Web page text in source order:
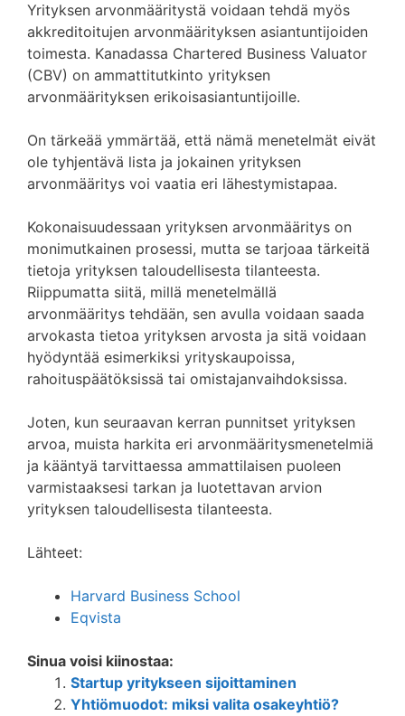
Yrityksen arvonmääritystä voidaan tehdä myös
akkreditoitujen arvonmäärityksen asiantuntijoiden
toimesta. Kanadassa Chartered Business Valuator
(CBV) on ammattitutkinto yrityksen
arvonmäärityksen erikoisasiantuntijoille.
On tärkeää ymmärtää, että nämä menetelmät eivät
ole tyhjentävä lista ja jokainen yrityksen
arvonmääritys voi vaatia eri lähestymistapaa.
Kokonaisuudessaan yrityksen arvonmääritys on
monimutkainen prosessi, mutta se tarjoaa tärkeitä
tietoja yrityksen taloudellisesta tilanteesta.
Riippumatta siitä, millä menetelmällä
arvonmääritys tehdään, sen avulla voidaan saada
arvokasta tietoa yrityksen arvosta ja sitä voidaan
hyödyntää esimerkiksi yrityskaupoissa,
rahoituspäätöksissä tai omistajanvaihdoksissa.
Joten, kun seuraavan kerran punnitset yrityksen
arvoa, muista harkita eri arvonmääritysmenetelmiä
ja kääntyä tarvittaessa ammattilaisen puoleen
varmistaaksesi tarkan ja luotettavan arvion
yrityksen taloudellisesta tilanteesta.
Lähteet:
Harvard Business School
Eqvista
Sinua voisi kiinostaa:
Startup yritykseen sijoittaminen
Yhtiömuodot: miksi valita osakeyhtiö?